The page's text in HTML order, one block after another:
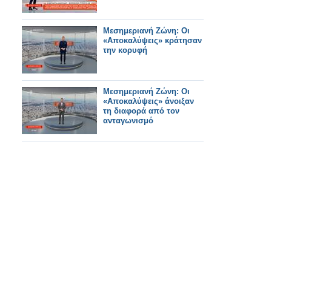
Μεσημεριανή Ζώνη: Οι
«Αποκαλύψεις» κράτησαν
την κορυφή
Μεσημεριανή Ζώνη: Οι
«Αποκαλύψεις» άνοιξαν
τη διαφορά από τον
ανταγωνισμό